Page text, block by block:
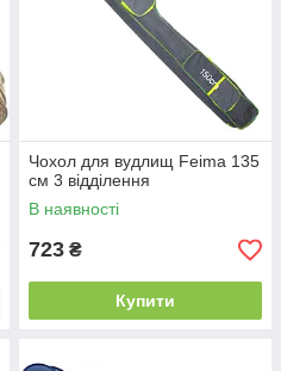
Чохол для вудлищ Feima 135
см 3 відділення
В наявності
723 ₴
Купити